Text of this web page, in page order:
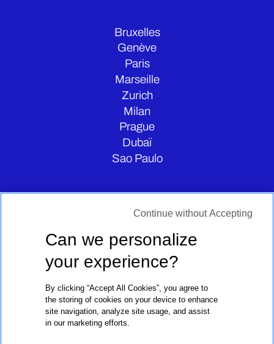
Bruxelles
Genève
Paris
Marseille
Zurich
Milan
Prague
Dubaï
Sao Paulo
CONTATE-NOS
Can we personalize
your experience?
By clicking “Accept All Cookies”, you agree to
the storing of cookies on your device to enhance
site navigation, analyze site usage, and assist
in our marketing efforts.
Continue without Accepting